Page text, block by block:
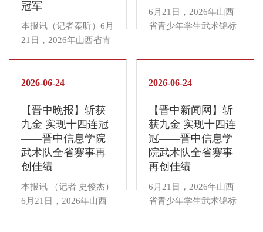
“软技能”飙升的主战
场！今天，就带你盘点
在信院课外生活中，能
01 领导力与组织协调能
社团、项目工作组。技
能解读：这不仅仅是当
“官”。从策划一场校园
歌手大赛，...
重组全国主流媒体智媒
矩阵，携手千问高考志
咨询会。本次活动延续
系，于6月21日至28日
云端持续开播，汇聚全
国百所优质高校，...
冠军
本报讯（记者秦昕）6月
21日，2026年山西省青
中信息学院武术代表队
学本科组团体总分第一
名，其非遗特色项目形
意拳实现赛事十四连
冠，全队累计斩获9金6
银5铜，综合竞技实力领
跑全省本科院校。本次
赛事由山西省教育厅、
6月21日，2026年山西
省青少年学生武术锦标
办，汇聚全省40支队
台竞技。晋中信息学院
武术代表队由竞技体育
中心宋玉龙、李博两位
教师带队出征，经过激
烈角逐，再度斩获大学
本科组团体总分第一
名，实现团体荣誉连年
2026-06-24
【晋中晚报】斩获
九金 实现十四连冠
——晋中信息学院
武术队全省赛事再
创佳绩
本报讯 （记者 史俊杰）
6月21日，2026年山西
2026-06-24
【晋中新闻网】斩
获九金 实现十四连
冠——晋中信息学
院武术队全省赛事
再创佳绩
6月21日，2026年山西
省青少年学生武术锦标